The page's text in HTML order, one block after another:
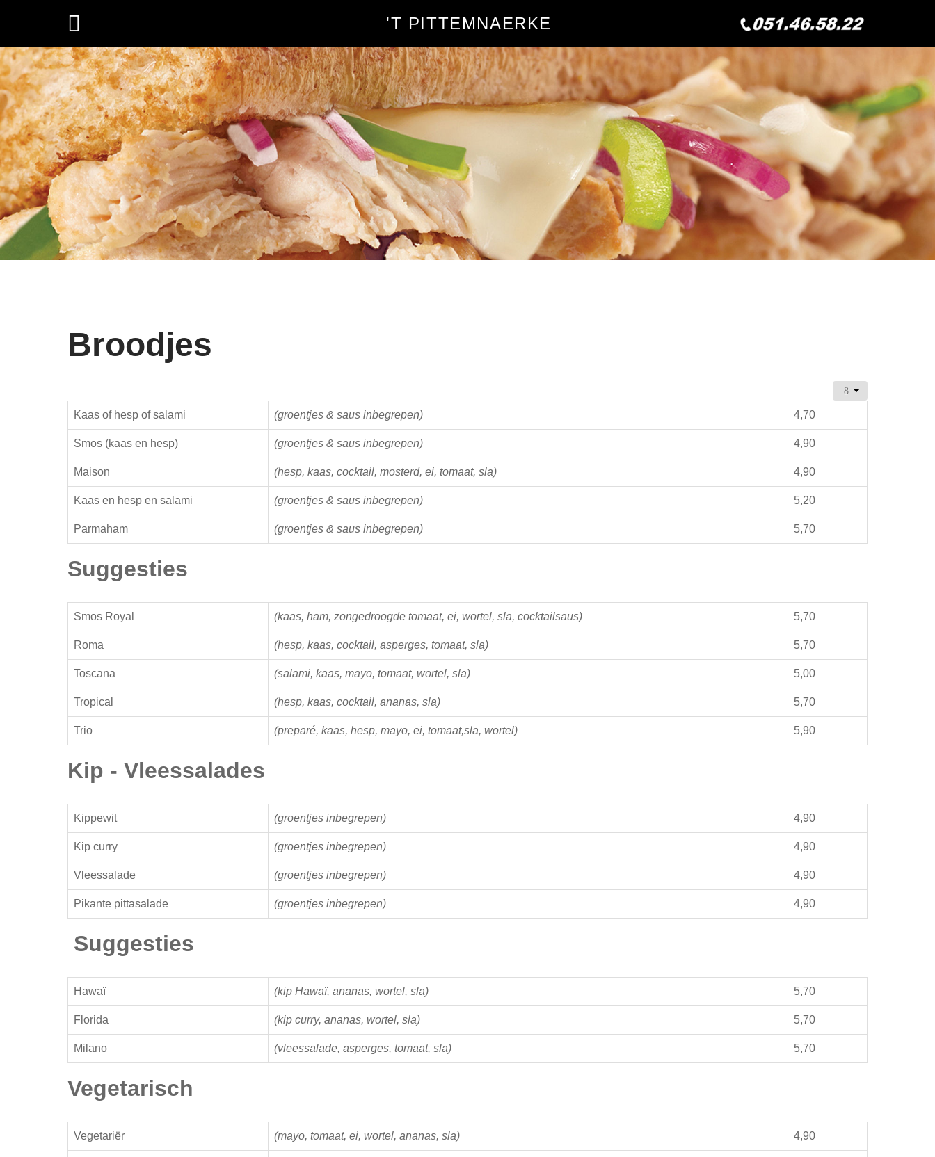
'T PITTEMNAERKE
Broodjes
Kaas of hesp of salami (groentjes & saus inbegrepen) 4,70
Smos (kaas en hesp) (groentjes & saus inbegrepen) 4,90
Maison (hesp, kaas, cocktail, mosterd, ei, tomaat, sla) 4,90
Kaas en hesp en salami (groentjes & saus inbegrepen) 5,20
Parmaham (groentjes & saus inbegrepen) 5,70
Suggesties
Smos Royal (kaas, ham, zongedroogde tomaat, ei, wortel, sla, cocktailsaus) 5,70
Roma (hesp, kaas, cocktail, asperges, tomaat, sla) 5,70
Toscana (salami, kaas, mayo, tomaat, wortel, sla) 5,00
Tropical (hesp, kaas, cocktail, ananas, sla) 5,70
Trio (preparé, kaas, hesp, mayo, ei, tomaat,sla, wortel) 5,90
Kip - Vleessalades
Kippewit (groentjes inbegrepen) 4,90
Kip curry (groentjes inbegrepen) 4,90
Vleessalade (groentjes inbegrepen) 4,90
Pikante pittasalade (groentjes inbegrepen) 4,90
Suggesties
Hawaï (kip Hawaï, ananas, wortel, sla) 5,70
Florida (kip curry, ananas, wortel, sla) 5,70
Milano (vleessalade, asperges, tomaat, sla) 5,70
Vegetarisch
Vegetariër (mayo, tomaat, ei, wortel, ananas, sla) 4,90